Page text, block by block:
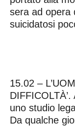
sera ad opera
suicidatosi
15.02 –
uno studio
Da qualche